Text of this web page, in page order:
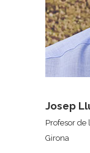
Josep
Profesor de
Girona